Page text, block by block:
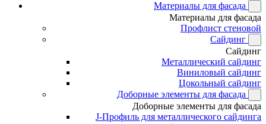
Материалы для фасада
Материалы для фасада
Профлист стеновой
Сайдинг
Сайдинг
Металлический сайдинг
Виниловый сайдинг
Цокольный сайдинг
Доборные элементы для фасада
Доборные элементы для фасада
J-Профиль для металлического сайдинга